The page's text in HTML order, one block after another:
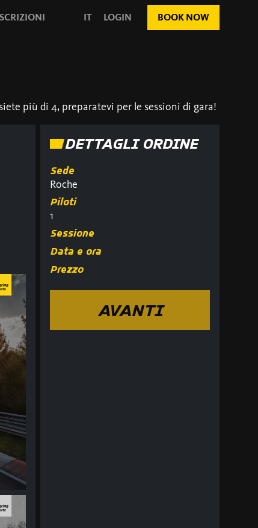
IT LOGIN BOOK NOW
più di 4, preparatevi per le sessioni di gara!
DETTAGLI ORDINE
Sede
Roche
Piloti
1
Sessione
Data e ora
Prezzo
AVANTI